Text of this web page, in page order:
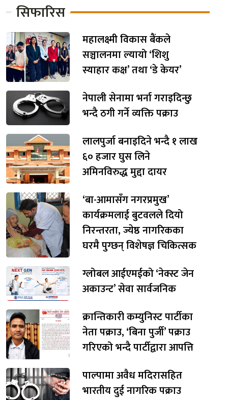
सिफारिस
महालक्ष्मी विकास बैंकले
सञ्चालनमा ल्यायो ‘शिशु
स्याहार कक्ष’ तथा ‘डे केयर’
नेपाली सेनामा भर्ना गराइदिन्छु
भन्दै ठगी गर्ने व्यक्ति पक्राउ
लालपुर्जा बनाइदिने भन्दै १ लाख
६० हजार घुस लिने
अमिनविरुद्ध मुद्दा दायर
‘बा-आमासँग नगरप्रमुख’
कार्यक्रमलाई बुटवलले दियो
निरन्तरता, ज्येष्ठ नागरिकका
घरमै पुग्छन् विशेषज्ञ चिकित्सक
ग्लोबल आईएमईको ‘नेक्स्ट जेन
अकाउन्ट’ सेवा सार्वजनिक
क्रान्तिकारी कम्युनिस्ट पार्टीका
नेता पक्राउ, ‘बिना पुर्जी’ पक्राउ
गरिएको भन्दै पार्टीद्वारा आपत्ति
पाल्पामा अवैध मदिरासहित
भारतीय दुई नागरिक पक्राउ